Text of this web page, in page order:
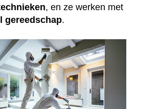
, en ze werken met
gereedschap.